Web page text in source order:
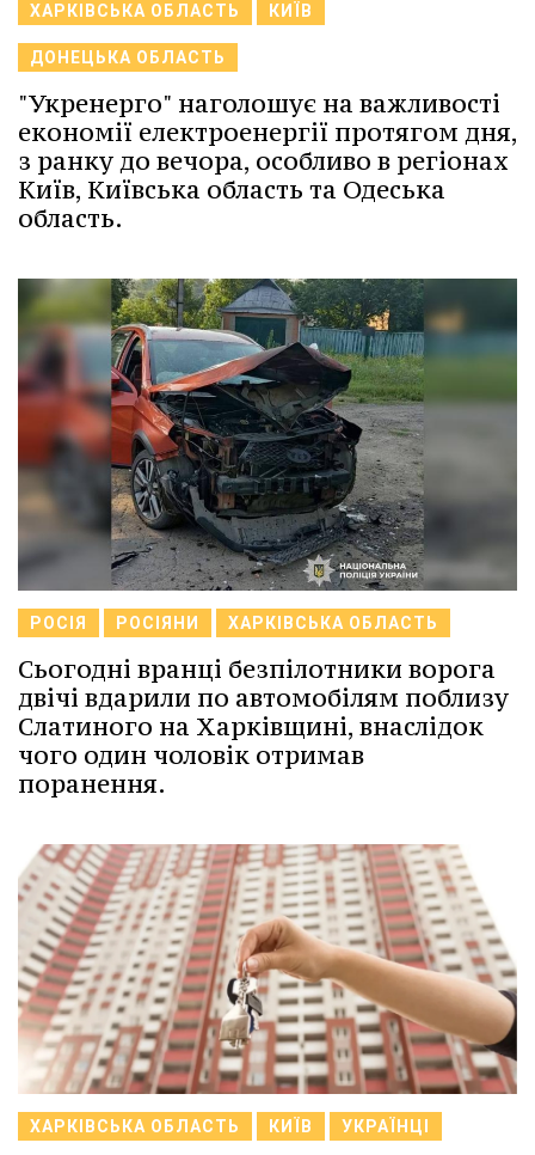
ХАРКІВСЬКА ОБЛАСТЬ КИЇВ
ДОНЕЦЬКА ОБЛАСТЬ
"Укренерго" наголошує на важливості
економії електроенергії протягом дня,
з ранку до вечора, особливо в регіонах
Київ, Київська область та Одеська
область.
РОСІЯ РОСІЯНИ ХАРКІВСЬКА ОБЛАСТЬ
Сьогодні вранці безпілотники ворога
двічі вдарили по автомобілям поблизу
Слатиного на Харківщині, внаслідок
чого один чоловік отримав
поранення.
ХАРКІВСЬКА ОБЛАСТЬ КИЇВ УКРАЇНЦІ